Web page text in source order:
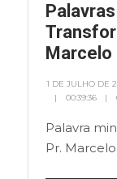
Marcelo
1 DE JULHO DE
00:39:36
Palavra
Pr.